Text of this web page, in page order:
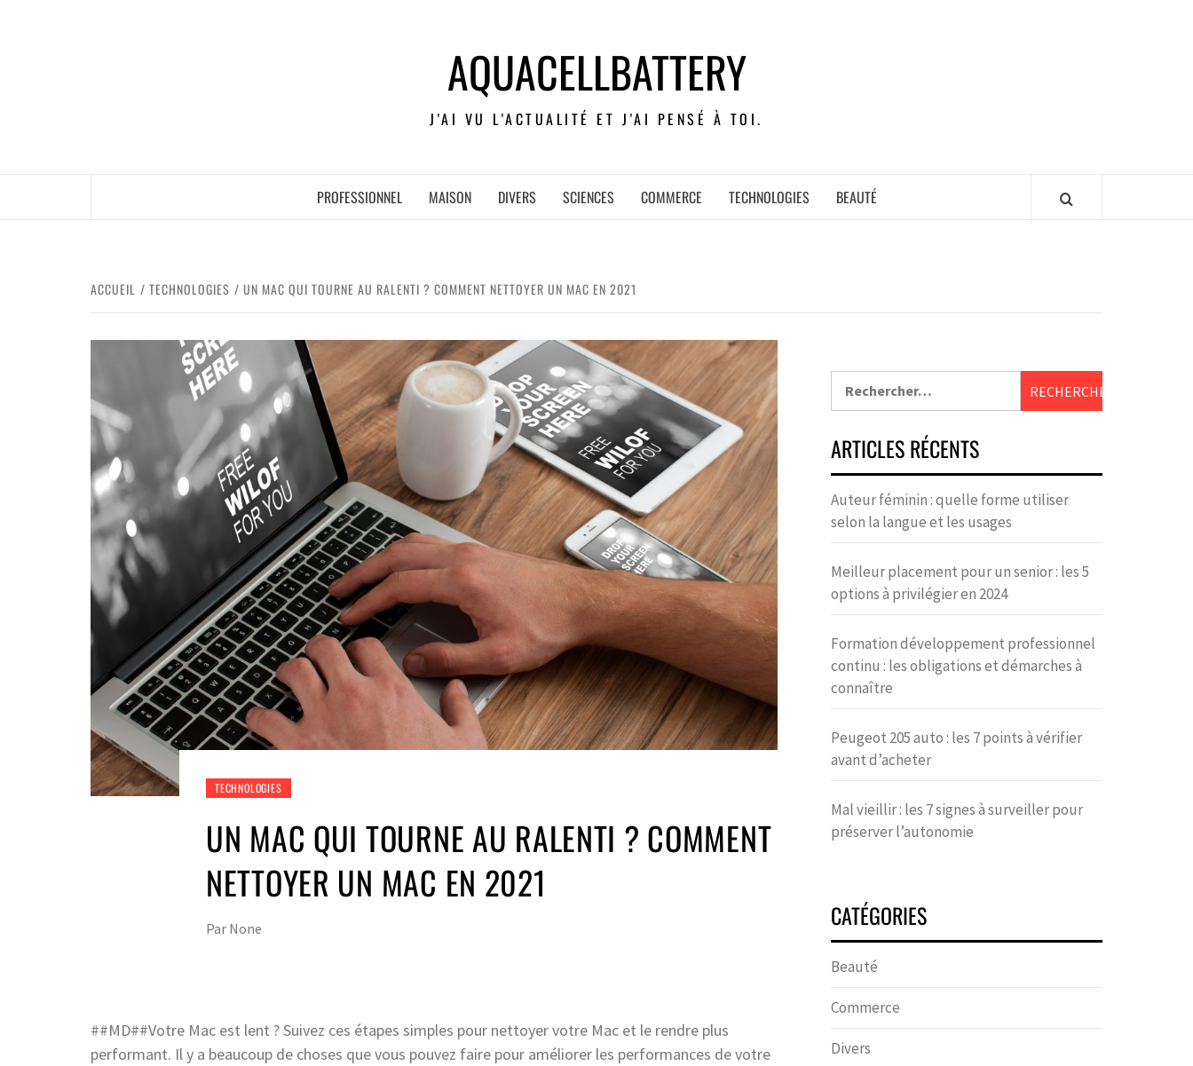
AQUACELLBATTERY
J'AI VU L'ACTUALITÉ ET J'AI PENSÉ À TOI.
PROFESSIONNEL MAISON DIVERS SCIENCES COMMERCE TECHNOLOGIES BEAUTÉ
ACCUEIL TECHNOLOGIES UN MAC QUI TOURNE AU RALENTI ? COMMENT NETTOYER UN MAC EN 2021
TECHNOLOGIES
UN MAC QUI TOURNE AU RALENTI ? COMMENT
NETTOYER UN MAC EN 2021
Par None
##MD##Votre Mac est lent ? Suivez ces étapes simples pour nettoyer votre Mac et le rendre plus
performant. Il y a beaucoup de choses que vous pouvez faire pour améliorer les performances de votre
ARTICLES RÉCENTS
Auteur féminin : quelle forme utiliser
selon la langue et les usages
Meilleur placement pour un senior : les 5
options à privilégier en 2024
Formation développement professionnel
continu : les obligations et démarches à
connaître
Peugeot 205 auto : les 7 points à vérifier
avant d’acheter
Mal vieillir : les 7 signes à surveiller pour
préserver l’autonomie
CATÉGORIES
Beauté
Commerce
Divers